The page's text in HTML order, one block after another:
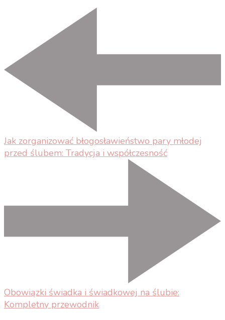
Jak zorganizować błogosławieństwo pary młodej
przed ślubem: Tradycja i współczesność
Obowiązki świadka i świadkowej na ślubie:
Kompletny przewodnik